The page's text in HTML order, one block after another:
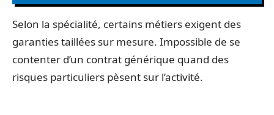
Selon la spécialité, certains métiers exigent des
garanties taillées sur mesure. Impossible de se
contenter d’un contrat générique quand des
risques particuliers pèsent sur l’activité.